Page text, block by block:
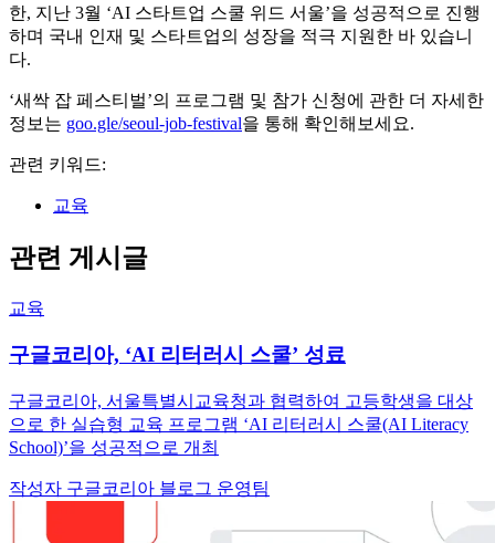
한, 지난 3월 ‘AI 스타트업 스쿨 위드 서울’을 성공적으로 진행
하며 국내 인재 및 스타트업의 성장을 적극 지원한 바 있습니
다.
‘새싹 잡 페스티벌’의 프로그램 및 참가 신청에 관한 더 자세한
정보는 goo.gle/seoul-job-festival을 통해 확인해보세요.
관련 키워드:
교육
관련 게시글
교육
구글코리아, ‘AI 리터러시 스쿨’ 성료
구글코리아, 서울특별시교육청과 협력하여 고등학생을 대상
으로 한 실습형 교육 프로그램 ‘AI 리터러시 스쿨(AI Literacy
School)’을 성공적으로 개최
작성자 구글코리아 블로그 운영팀